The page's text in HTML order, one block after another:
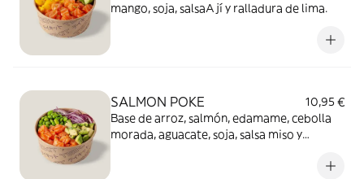
mango, soja, salsaAjí y ralladura de lima.
SALMON POKE
10,95 €
Base de arroz, salmón, edamame, cebolla
morada, aguacate, soja, salsa miso y